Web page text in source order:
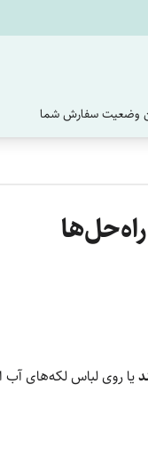
وضعیت سفارش‌ شما
یا روی لباس لکه‌های